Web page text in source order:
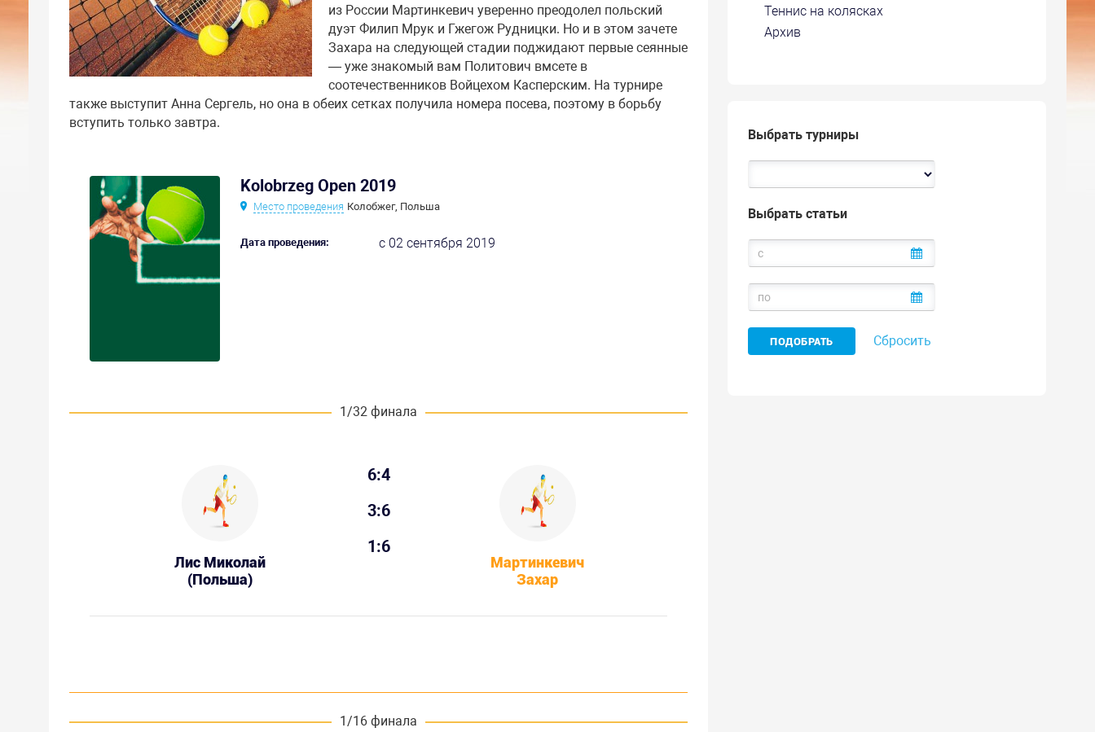
Теннис на колясках
Архив
Выбрать турниры
Выбрать статьи
Сбросить
из России Мартинкевич уверенно преодолел польский
дуэт Филип Мрук и Гжегож Рудницки. Но и в этом зачете
Захара на следующей стадии поджидают первые сеянные
— уже знакомый вам Политович вмсете в
соотечественников Войцехом Касперским. На турнире
также выступит Анна Сергель, но она в обеих сетках получила номера посева, поэтому в борьбу
вступить только завтра.
Kolobrzeg Open 2019
Место проведения Колобжег, Польша
Дата проведения: с 02 сентября 2019
1/32 финала
Лис Миколай
(Польша)
6:4
3:6
1:6
Мартинкевич
Захар
1/16 финала